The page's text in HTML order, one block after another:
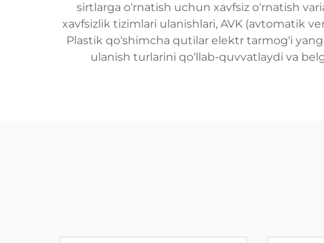
sirtlarga o‘rnatish uchun xavfsiz o‘rnatish
xavfsizlik tizimlari ulanishlari, AVK (avtomatik
Plastik qo‘shimcha qutilar elektr tarmog‘i
ulanish turlarini qo‘llab-quvvatlaydi va